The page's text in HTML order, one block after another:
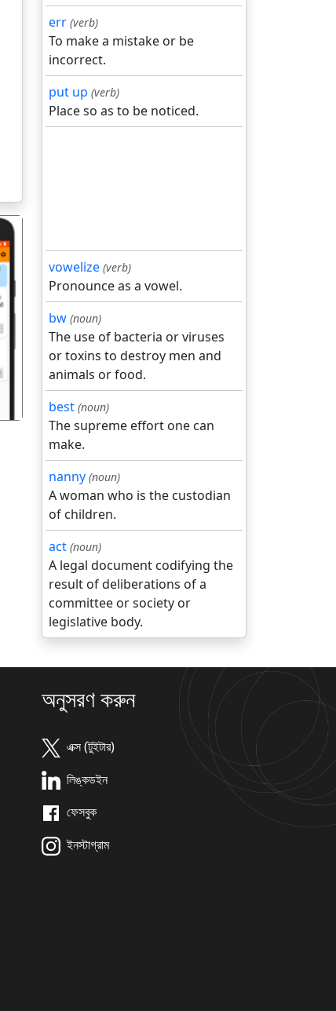
err (verb)
To make a mistake or be
incorrect.
put up (verb)
Place so as to be noticed.
vowelize (verb)
Pronounce as a vowel.
bw (noun)
The use of bacteria or viruses
or toxins to destroy men and
animals or food.
best (noun)
The supreme effort one can
make.
nanny (noun)
A woman who is the custodian
of children.
act (noun)
A legal document codifying the
result of deliberations of a
committee or society or
legislative body.
অনুসরণ করুন
এক্স (টুইটার)
লিঙ্কডইন
ফেসবুক
ইনস্টাগ্রাম